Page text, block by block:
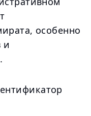
особенно
и